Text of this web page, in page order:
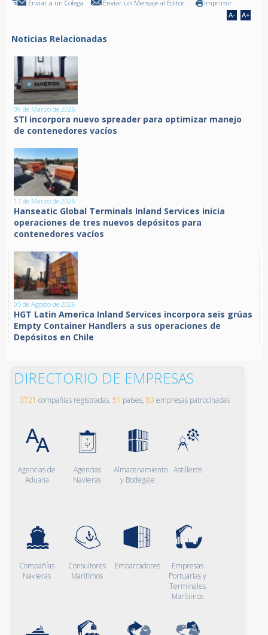
Enviar a un Colega Enviar un Mensaje al Editor Imprimir
Noticias Relacionadas
09 de Marzo de 2026
STI incorpora nuevo spreader para optimizar manejo
de contenedores vacíos
17 de Marzo de 2026
Hanseatic Global Terminals Inland Services inicia
operaciones de tres nuevos depósitos para
contenedores vacíos
05 de Agosto de 2026
HGT Latin America Inland Services incorpora seis grúas
Empty Container Handlers a sus operaciones de
Depósitos en Chile
DIRECTORIO DE EMPRESAS
3721 compañías registradas, 51 países, 83 empresas patrocinadas
Agencias de
Aduana
Agencias
Navieras
Almacenamiento
y Bodegaje
Astilleros
Compañías
Navieras
Consultores
Marítimos
Embarcadores
Empresas
Portuarias y
Terminales
Marítimos